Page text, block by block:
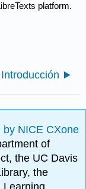
platform.
by NICE CXone
of
the UC Davis
the